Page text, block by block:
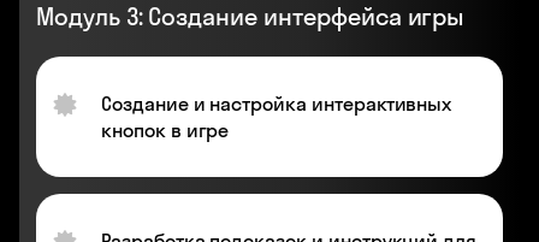
Модуль 3: Создание интерфейса игры
Создание и настройка интерактивных
кнопок в игре